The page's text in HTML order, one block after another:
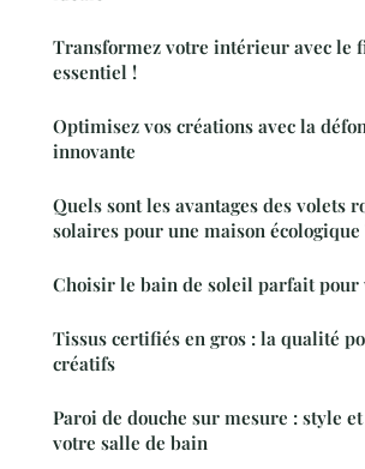
Transformez votre intérieur avec le
essentiel !
Optimisez vos créations avec la
innovante
Quels sont les avantages des volets
solaires pour une maison écologique
Choisir le bain de soleil parfait
Tissus certifiés en gros : la qualité
créatifs
Paroi de douche sur mesure : style
votre salle de bain